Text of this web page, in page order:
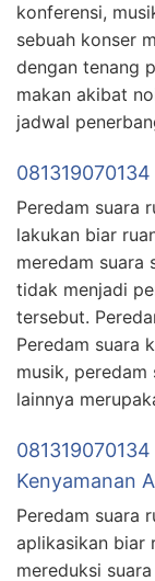
konferensi,
sebuah konser
dengan tenang
makan akibat
jadwal
Peredam suara
lakukan biar
meredam suara
tidak menjadi
tersebut.
Peredam suara
musik, peredam
lainnya
Kenyamanan
Peredam suara
aplikasikan biar
mereduksi